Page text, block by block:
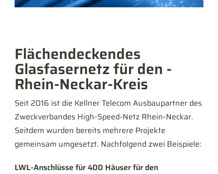
Flächendeckendes
Glasfasernetz für den ­
Rhein-Neckar-Kreis
Seit 2016 ist die Kellner Telecom Ausbaupartner des
Zweckverbandes High-Speed-Netz Rhein-Neckar.
Seitdem wurden bereits mehrere Projekte
gemeinsam umgesetzt. Nachfolgend zwei Beispiele:
LWL-Anschlüsse für 400 Häuser für den